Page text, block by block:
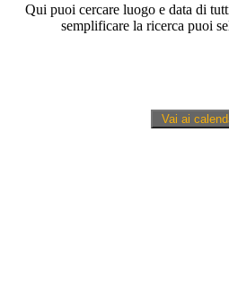
Qui puoi cercare luogo e data di
semplificare la ricerca puoi